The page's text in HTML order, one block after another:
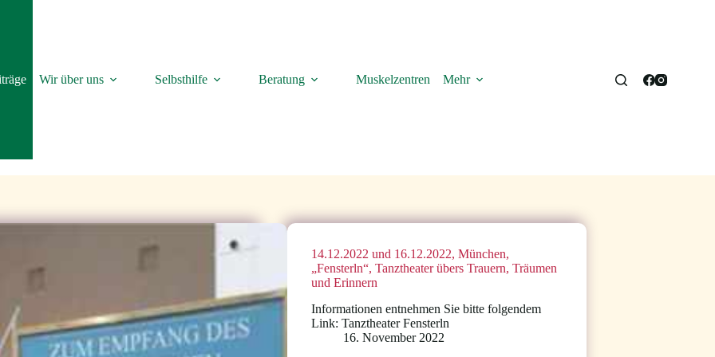
Wir über uns Selbsthilfe Beratung Muskelzentren Mehr
14.12.2022 und 16.12.2022, München,
„Fensterln“, Tanztheater übers Trauern, Träumen
und Erinnern
Informationen entnehmen Sie bitte folgendem
Link: Tanztheater Fensterln
16. November 2022